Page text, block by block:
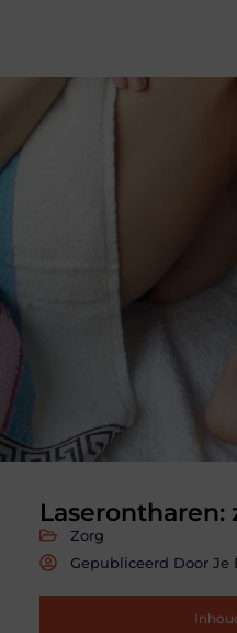
Zorg
Gepubliceerd Door